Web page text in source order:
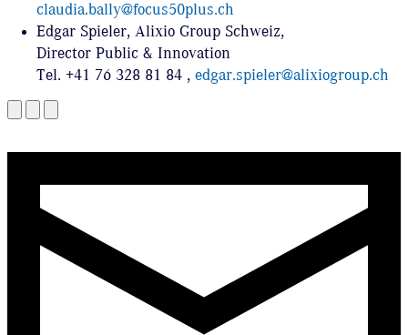
claudia.bally@focus50plus.ch
Edgar Spieler, Alixio Group Schweiz,
Director Public & Innovation
Tel. +41 76 328 81 84 , edgar.spieler@alixiogroup.ch